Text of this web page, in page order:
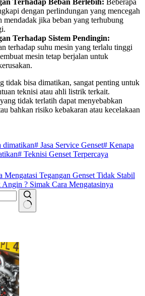
Terhadap Beban Berlebih: Beberapa
dengan perlindungan yang mencegah
mendadak jika beban yang terhubung
Terhadap Sistem Pendingin:
terhadap suhu mesin yang terlalu tinggi
mesin tetap berjalan untuk
tidak bisa dimatikan, sangat penting untuk
teknisi atau ahli listrik terkait.
tidak terlatih dapat menyebabkan
bahkan risiko kebakaran atau kecelakaan
dimatikan# Jasa Service Genset# Kenapa
# Teknisi Genset Terpercaya
Mengatasi Tegangan Genset Tidak Stabil
Angin ? Simak Cara Mengatasinya